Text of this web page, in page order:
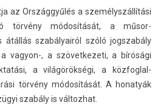
az Országgyűlés a személyszállítási
törvény módosítását, a műsor­
szabályairól szóló jogszabá­ly
vagyon-, a szövet­kezeti, a bírósági
a világörökségi, a köz­foglal­
törvény módosítását. A honatyák
szabály is vál­tozhat.